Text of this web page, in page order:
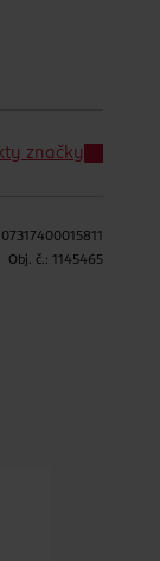
značky
07317400015811
Obj. č.: 1145465